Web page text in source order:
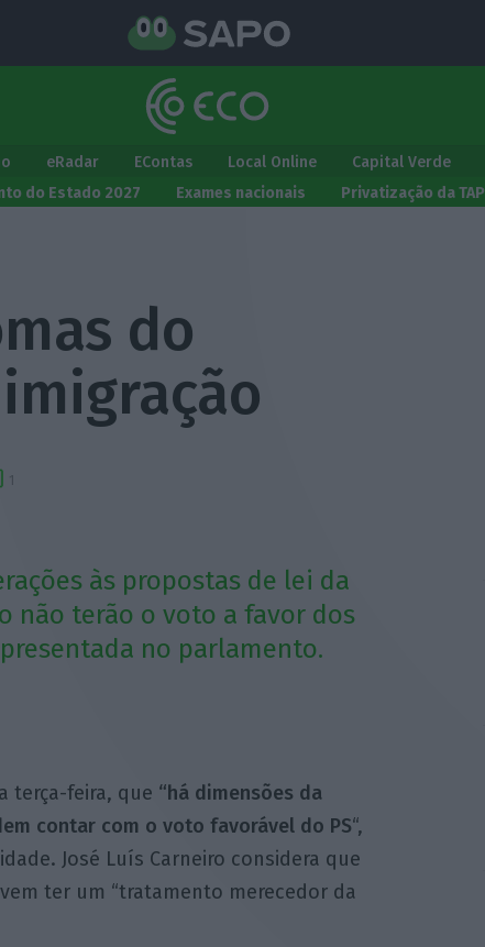
eRadar EContas Local Online Capital Verde
do Estado 2027 Exames nacionais Privatização da TAP
do
1
às propostas de lei da
não terão o voto a favor dos
no parlamento.
terça-feira, que “há dimensões da
contar com o voto favorável do PS“,
José Luís Carneiro considera que
ter um “tratamento merecedor da